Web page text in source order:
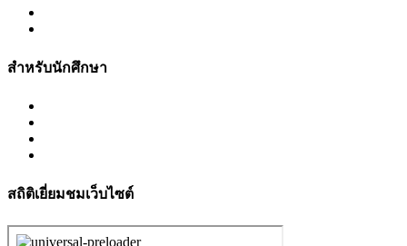
สำหรับนักศึกษา
สถิติเยี่ยมชมเว็บไซต์